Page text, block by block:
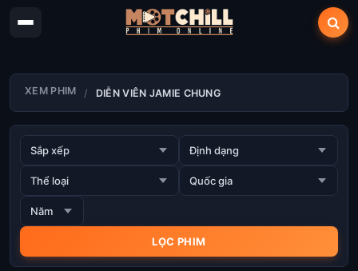
XEM PHIM DIỄN VIÊN JAMIE CHUNG